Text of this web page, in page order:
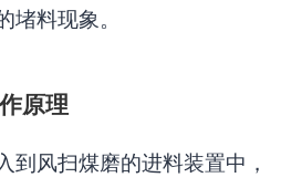
料现象。
原理
到风扫煤磨的进料装置中，